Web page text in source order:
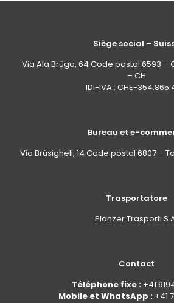
Siège social –
Via Ala Brüga, 64 Code postal 6593 –
– CH
IDI-IVA : CHE-
Bureau et e-
Via Brüsighell, 14 Code postal 6807 –
Trasportatore
Planzer Trasporti
Contact
Téléphone fixe : +41
Mobile et WhatsApp : +41